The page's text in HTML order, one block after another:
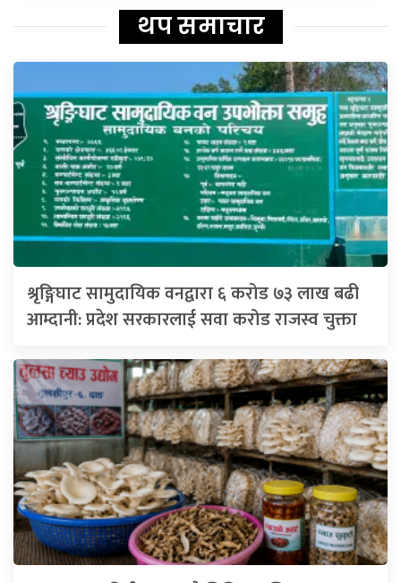
थप समाचार
श्रृङ्गिघाट सामुदायिक वनद्वारा ६ करोड ७३ लाख बढी
आम्दानी: प्रदेश सरकारलाई सवा करोड राजस्व चुक्ता